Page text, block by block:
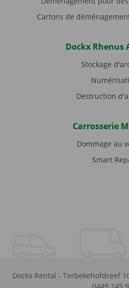
Cartons de
Dockx Rhenus
Stockage
Destruction
Carrosserie
Dommage au
Smart
Dockx Rental - Terbekehofdreef